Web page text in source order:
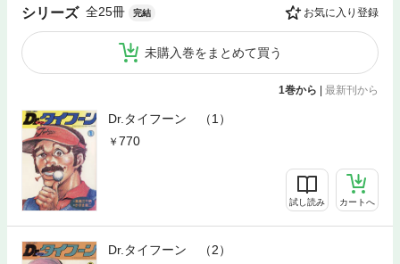
シリーズ 全25冊 完結 お気に入り登録
未購入巻をまとめて買う
1巻から | 最新刊から
Dr.タイフーン （1）
770
試し読み カートへ
Dr.タイフーン （2）